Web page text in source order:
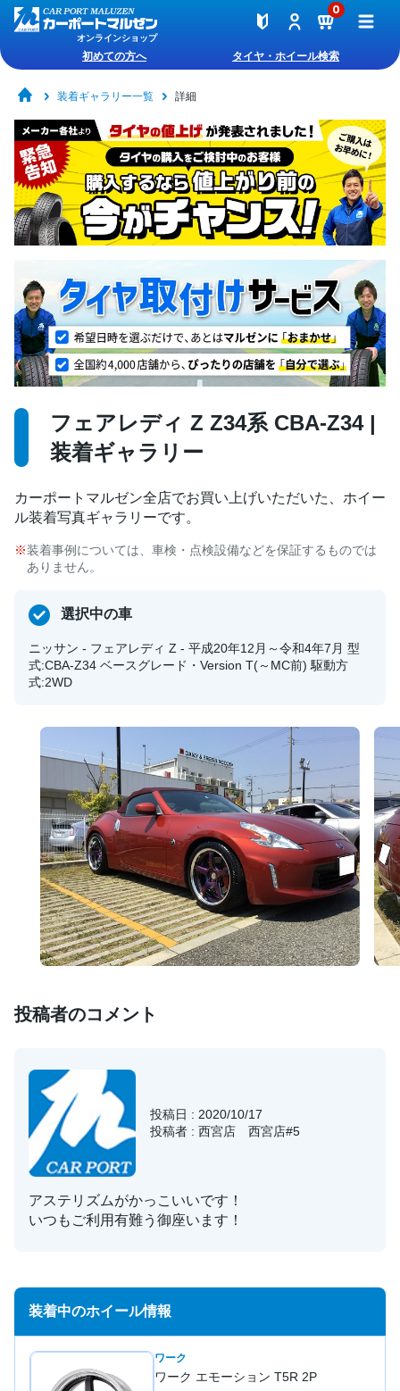
オンラインショップ
0
初めての方へ タイヤ・ホイール検索
装着ギャラリー一覧 詳細
フェアレディ Z Z34系 CBA-Z34 |
装着ギャラリー
カーポートマルゼン全店でお買い上げいただいた、ホイー
ル装着写真ギャラリーです。
装着事例については、車検・点検設備などを保証するものでは
ありません。
選択中の車
ニッサン - フェアレディ Z - 平成20年12月～令和4年7月 型
式:CBA-Z34 ベースグレード・Version T(～MC前) 駆動方
式:2WD
投稿者のコメント
投稿日 : 2020/10/17
投稿者 : 西宮店 西宮店#5
アステリズムがかっこいいです！
いつもご利用有難う御座います！
装着中のホイール情報
ワーク
ワーク エモーション T5R 2P